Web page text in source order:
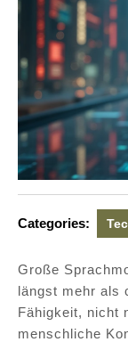
Categories:
Große
längst mehr als
Fähigkeit, nicht
menschliche